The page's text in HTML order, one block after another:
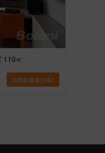
110㎡
这样装修多少钱?